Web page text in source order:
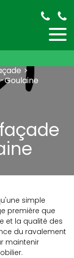
Goulaine
simple
première que
et la qualité des
du ravalement
maintenir